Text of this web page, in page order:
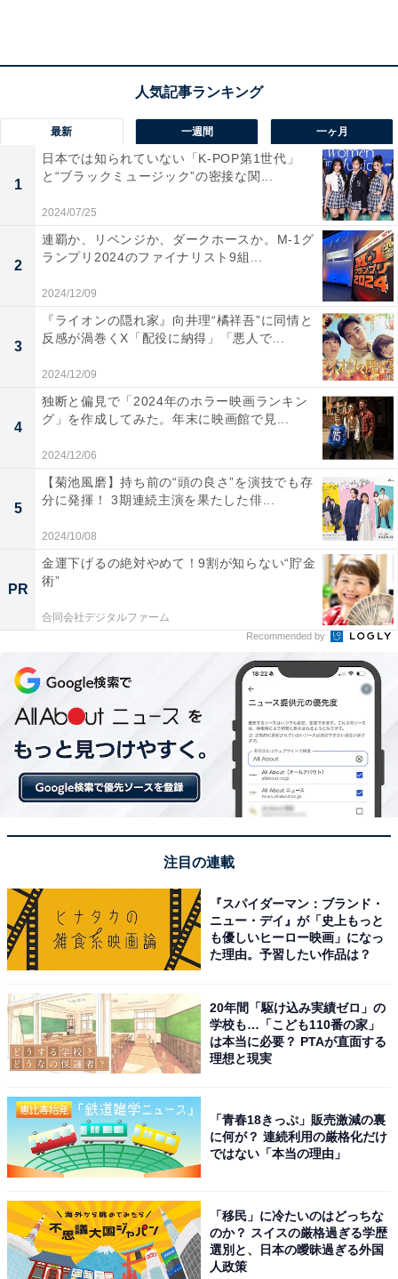
主力の欠場したFIFAランク5位に見せつけられた
力の差
ベルギーは正GKのクルトワと、エース格のエデン・アザ
ールが出場していなかった。その他にも、レギュラーク
ラスがスタメンから外れていた。ベストメンバーではな
かったわけだが、それについては日本も同じである。本
田圭佑、岡崎慎司、香川真司といった常連を選ばず、初
主力の欠場がより大きなデメリットになったのはどちら
なのかを、ここで論じるつもりはない。大切なのは、
FIFAランキング5位のベルギーに力の差を見せつけられ
たことである。
W杯のグループリーグでは最低「勝点4」が必要…
の第4ポット（※）に入ることとなった。4か国で争われ
るグループリーグの対戦相手は、いずれも格上というこ
とになる。FIFAランキングが上というだけでなく、実力
的にも日本を上回る相手が集まってくる。
（※W杯のグループリーグで戦う相手は組み合わせ抽選
によって決まるが、抽選にはポットが使われる。ポット
位8チームずつ4グループに分けられるようになった。ブ
ラジル、ベルギーは第1ポットに入る。抽選では各ポッ
トから1チームを選び、8グループに分けられる。グルー
最新 一週間 一ヶ月
1
日本では知られていない「K-POP第1世代」
と“ブラックミュージック”の密接な関...
2024/07/25
2
連覇か、リベンジか、ダークホースか。M-1グ
ランプリ2024のファイナリスト9組...
2024/12/09
3
『ライオンの隠れ家』向井理“橘祥吾”に同情と
反感が渦巻くX「配役に納得」「悪人で...
2024/12/09
4
独断と偏見で「2024年のホラー映画ランキン
グ」を作成してみた。年末に映画館で見...
2024/12/06
5
【菊池風磨】持ち前の“頭の良さ”を演技でも存
分に発揮！ 3期連続主演を果たした俳...
2024/10/08
PR
金運下げるの絶対やめて！9割が知らない“貯金
術”
合同会社デジタルファーム
Recommended by
注目の連載
『スパイダーマン：ブランド・
ニュー・デイ』が「史上もっと
も優しいヒーロー映画」になっ
た理由。予習したい作品は？
20年間「駆け込み実績ゼロ」の
学校も…「こども110番の家」
は本当に必要？ PTAが直面する
理想と現実
「青春18きっぷ」販売激減の裏
に何が？ 連続利用の厳格化だけ
ではない「本当の理由」
「移民」に冷たいのはどっちな
のか？ スイスの厳格過ぎる学歴
選別と、日本の曖昧過ぎる外国
人政策